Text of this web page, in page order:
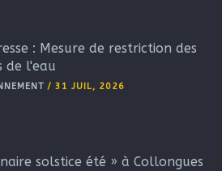
: Mesure de restriction des
de l'eau
/ 31 JUIL, 2026
solstice été » à Collongues